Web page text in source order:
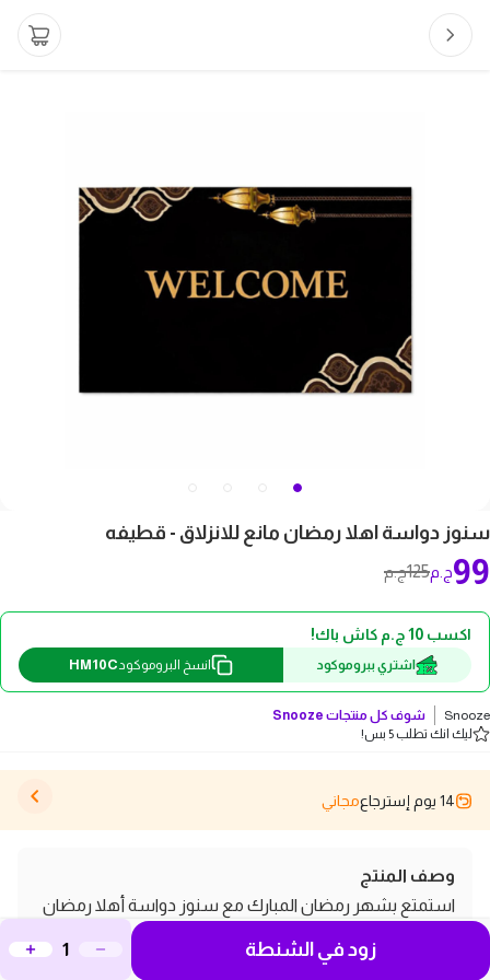
سنوز دواسة اهلا رمضان مانع للانزلاق - قطيفه
125ج.م 99ج.م
اكسب 10 ج.م كاش باك!
اشتري ببروموكود انسخ البروموكود HM10C
Snooze شوف كل منتجات Snooze
ليك انك تطلب 5 بس!
14 يوم إسترجاع مجاني
وصف المنتج
استمتع بشهر رمضان المبارك مع سنوز دواسة أهلا رمضان
مانع للانزلاق - قطيفة، التي تجمع بين الأناقة والراحة. تتميز
زود في الشنطة